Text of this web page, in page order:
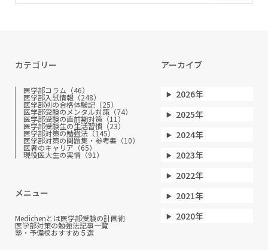
カテゴリー
医学部コラム（46）
医学部入試情報（248）
医学部別の合格体験記（25）
医学部受験のメンタル対策（74）
医学部受験の直前期対策（11）
医学部受験生の生活習慣（23）
医学部対策の勉強法（145）
医学部対策の問題集・参考書（10）
医者のキャリア（65）
現役医大生の実情（91）
メニュー
Medichenとは医学部受験の計画術
医学部対策の勉強法記事一覧
塾・予備校おすすめ５選
アーカイブ
2026年
2025年
2024年
2023年
2022年
2021年
2020年